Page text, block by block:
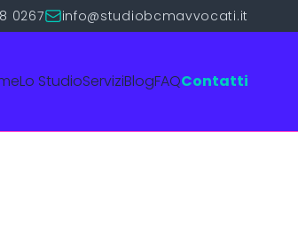
0267 info@studiobcmavvocati.it
Lo StudioServiziBlogFAQContatti